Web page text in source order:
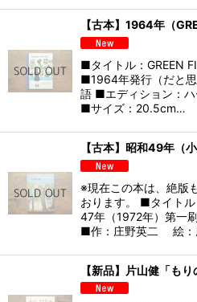
【古本】1964年（
■タイトル：GREEN
■1964年発行（だと
語 ■エディション：ハ
■サイズ：20.5cm…
【古本】昭和49年（小
※現在この本は、絶版
おります。 ■タイト
47年（1972年）第一
■作：庄野英二 絵：
【新品】片山健「もり